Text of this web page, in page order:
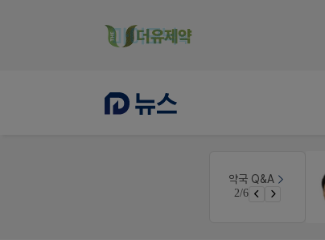
약국 Q&A
3/6 노동자의 날 수당계산은 어떻게 되나요